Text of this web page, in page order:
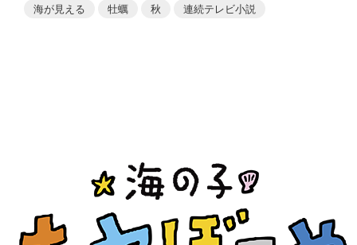
海が見える 牡蠣 秋 連続テレビ小説